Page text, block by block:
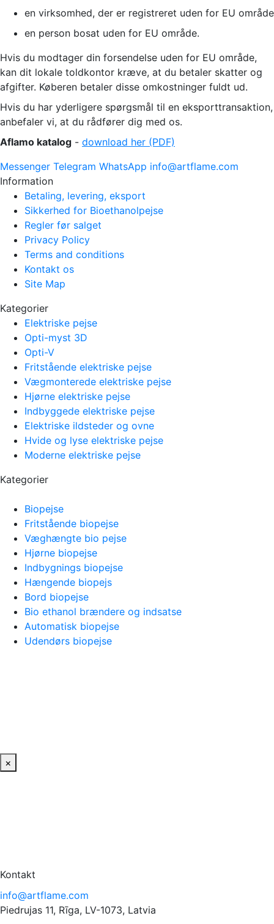
en virksomhed, der er registreret uden for EU område
en person bosat uden for EU område.
Hvis du modtager din forsendelse uden for EU område,
kan dit lokale toldkontor kræve, at du betaler skatter og
afgifter. Køberen betaler disse omkostninger fuldt ud.
Hvis du har yderligere spørgsmål til en eksporttransaktion,
anbefaler vi, at du rådfører dig med os.
Aflamo katalog - download her (PDF)
Messenger Telegram WhatsApp info@artflame.com
Information
Betaling, levering, eksport
Sikkerhed for Bioethanolpejse
Regler før salget
Privacy Policy
Terms and conditions
Kontakt os
Site Map
Kategorier
Elektriske pejse
Opti-myst 3D
Opti-V
Fritstående elektriske pejse
Vægmonterede elektriske pejse
Hjørne elektriske pejse
Indbyggede elektriske pejse
Elektriske ildsteder og ovne
Hvide og lyse elektriske pejse
Moderne elektriske pejse
Kategorier
Biopejse
Fritstående biopejse
Væghængte bio pejse
Hjørne biopejse
Indbygnings biopejse
Hængende biopejs
Bord biopejse
Bio ethanol brændere og indsatse
Automatisk biopejse
Udendørs biopejse
×
Kontakt
info@artflame.com
Piedrujas 11, Rīga, LV-1073, Latvia